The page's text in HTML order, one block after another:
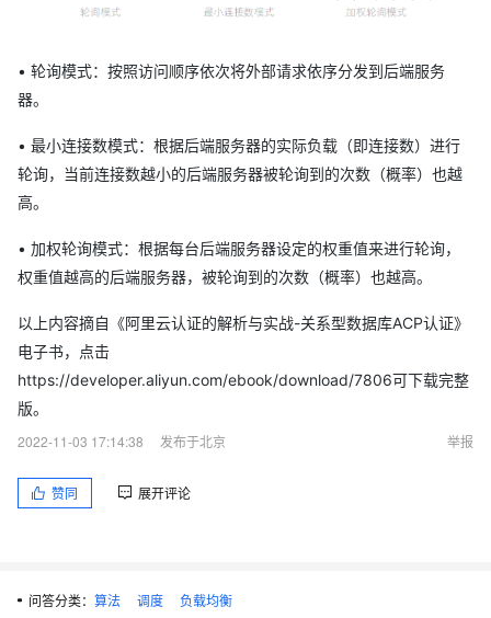
• 轮询模式：按照访问顺序依次将外部请求依序分发到后端服务
器。
• 最小连接数模式：根据后端服务器的实际负载（即连接数）进行
轮询，当前连接数越小的后端服务器被轮询到的次数（概率）也越
高。
• 加权轮询模式：根据每台后端服务器设定的权重值来进行轮询，
权重值越高的后端服务器，被轮询到的次数（概率）也越高。
以上内容摘自《阿里云认证的解析与实战-关系型数据库ACP认证》
电子书，点击
https://developer.aliyun.com/ebook/download/7806可下载完整
版。
2022-11-03 17:14:38
发布于北京 举报
赞同 展开评论
问答分类： 算法 调度
负载均衡